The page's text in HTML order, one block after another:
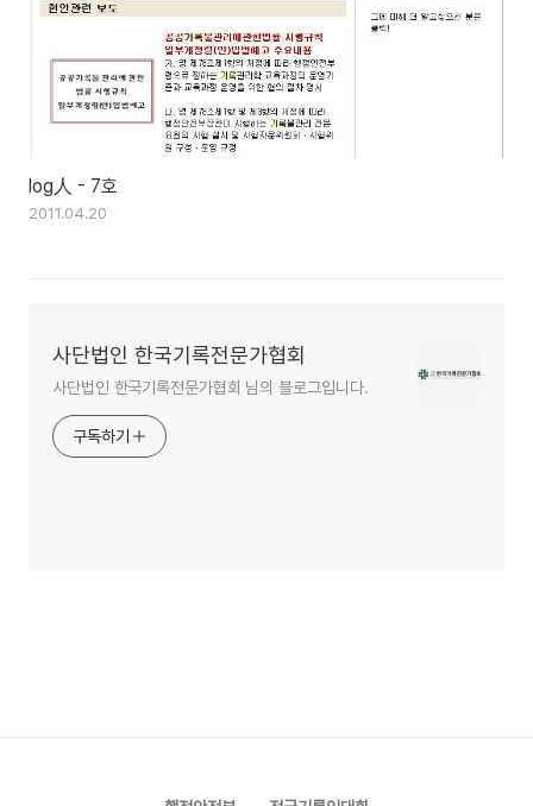
log人 - 7호
2011.04.20
사단법인 한국기록전문가협회
사단법인 한국기록전문가협회 님의 블로그입니다.
구독하기